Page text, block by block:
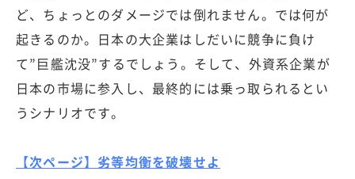
ど、ちょっとのダメージでは倒れません。では何が
起きるのか。日本の大企業はしだいに競争に負け
て”巨艦沈没”するでしょう。そして、外資系企業が
日本の市場に参入し、最終的には乗っ取られるとい
うシナリオです。
【次ページ】劣等均衡を破壊せよ